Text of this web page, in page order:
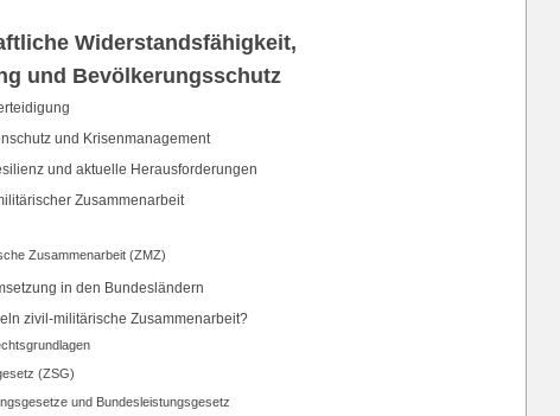
Widerstandsfähigkeit,
und Bevölkerungsschutz
und Krisenmanagement
und aktuelle Herausforderungen
Zusammenarbeit
Zusammenarbeit (ZMZ)
in den Bundesländern
zivil-militärische Zusammenarbeit?
(ZSG)
und Bundesleistungsgesetz